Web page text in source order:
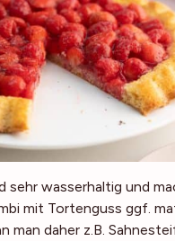
sehr wasserhaltig und
mit Tortenguss ggf.
man daher z.B.